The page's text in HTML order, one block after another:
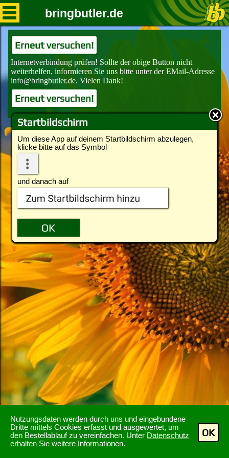
Nutzungsdaten werden durch uns und eingebundene
Dritte mittels Cookies erfasst und ausgewertet, um
den Bestellablauf zu vereinfachen. Unter Datenschutz
erhalten Sie weitere Informationen.
OK
Startbildschirm
Um diese App auf deinem Startbildschirm abzulegen,
klicke bitte auf das Symbol
und danach auf
bringbutler.de
Erneut versuchen!
Erneut versuchen!